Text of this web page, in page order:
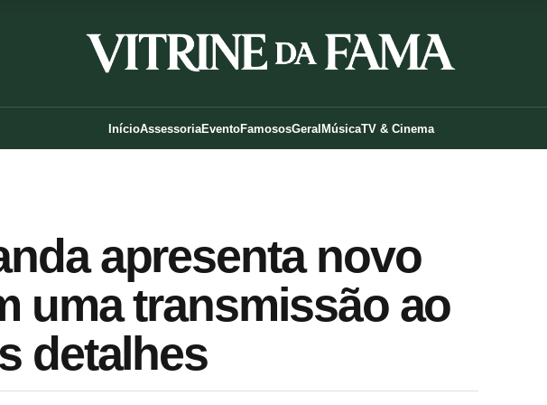
InícioAssessoriaEventoFamososGeral MúsicaTV & Cinema
apresenta novo
uma transmissão ao
detalhes